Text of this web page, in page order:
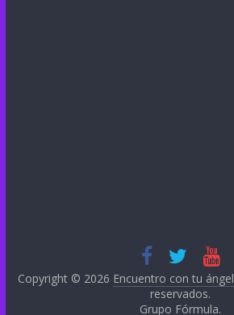
Copyright © 2026 Encuentro con tu ángel
reservados.
Grupo Fórmula.